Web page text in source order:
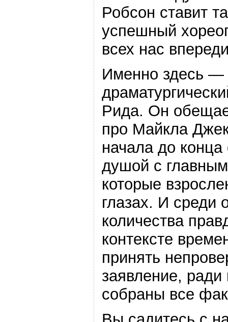
Робсон ставит
успешный
всех нас
Именно здесь —
Рида. Он
про Майкла
начала до
душой с
которые
глазах. И среди
количества
контексте
принять
заявление, ради
собраны все